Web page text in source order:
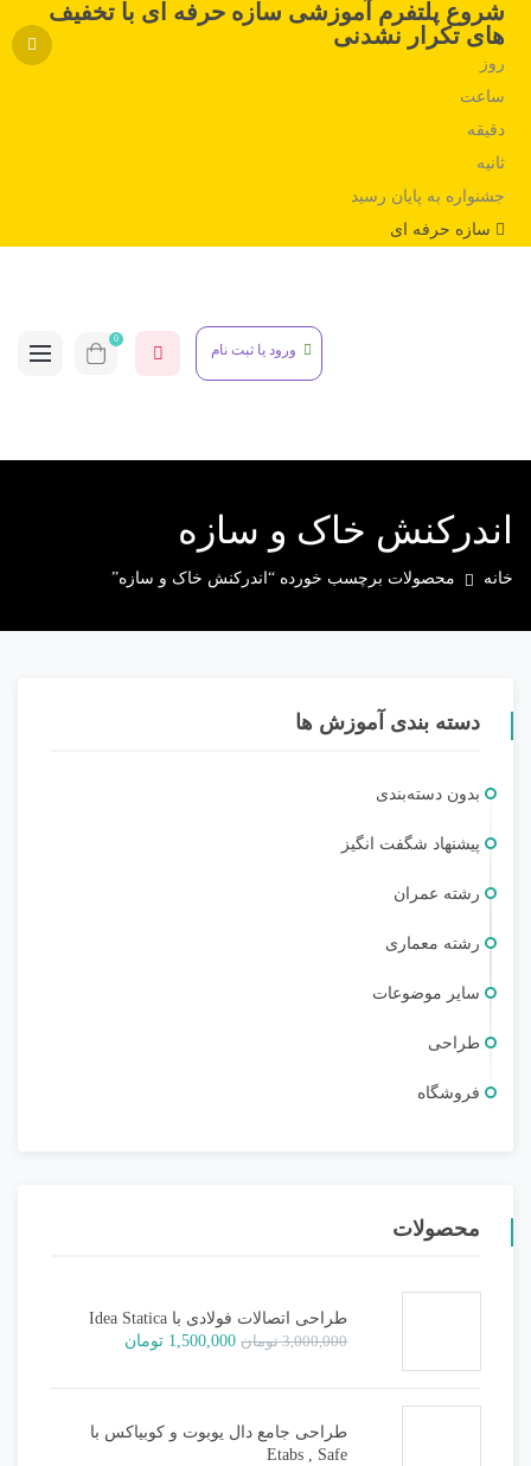
شروع پلتفرم آموزشی سازه حرفه ای با تخفیف
های تکرار نشدنی
روز
ساعت
دقیقه
ثانیه
جشنواره به پایان رسید
سازه حرفه ای
ورود یا ثبت نام
0
اندرکنش خاک و سازه
خانه محصولات برچسب خورده “اندرکنش خاک و سازه”
دسته بندی آموزش ها
بدون دسته‌بندی
پیشنهاد شگفت انگیز
رشته عمران
رشته معماری
سایر موضوعات
طراحی
فروشگاه
محصولات
طراحی اتصالات فولادی با Idea Statica
3,000,000 تومان قیمت
3,000,000 تومان
1,500,000 تومانقیمت
1,500,000 تومان.
طراحی جامع دال یوبوت و کوبیاکس با
Etabs , Safe